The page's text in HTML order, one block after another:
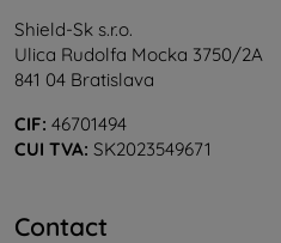
Shield-Sk s.r.o.
Ulica Rudolfa Mocka 3750/2A
841 04 Bratislava
CIF: 46701494
CUI TVA: SK2023549671
Contact